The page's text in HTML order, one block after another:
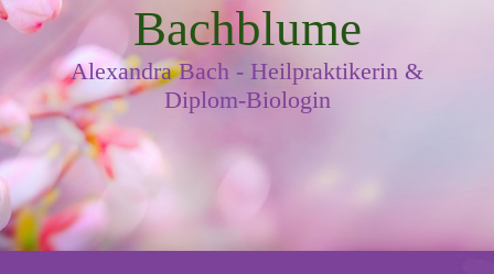
Bachblume
Alexandra Bach - Heilpraktikerin &
Diplom-Biologin